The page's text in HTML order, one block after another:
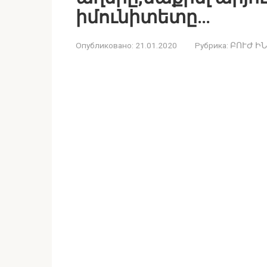
իմունիտետը…
Опубликовано: 21.01.2020 Рубрика: ԲՈՒԺ